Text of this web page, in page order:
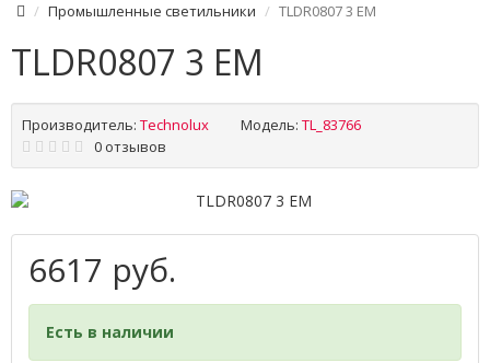
Промышленные светильники TLDR0807 3 EM
TLDR0807 3 EM
Производитель: Technolux Модель: TL_83766
0 отзывов
6617 руб.
Есть в наличии